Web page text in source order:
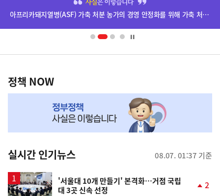
단
배
영
아프리카돼지열병(ASF) 가축 처분 농가의 경영 안정화를 위해 가축 처분 보상금을 신속하게 지급하겠습니다.
책
NOW,
뉴
스
정책 NOW
실시간 인기뉴스 08.07. 01:37 기준
'서울대 10개 만들기' 본격화…거점 국립
대 3곳 신속 선정
2